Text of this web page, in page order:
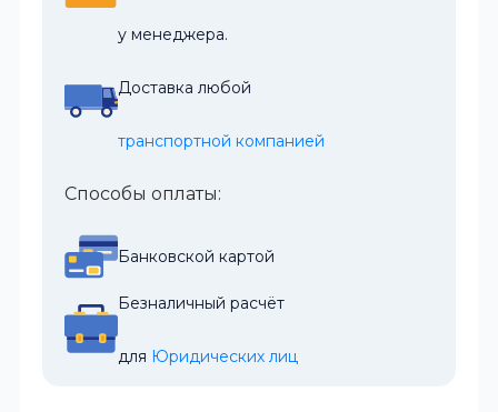
у менеджера.
Доставка любой
транспортной компанией
Способы оплаты:
Банковской картой
Безналичный расчёт
для Юридических лиц